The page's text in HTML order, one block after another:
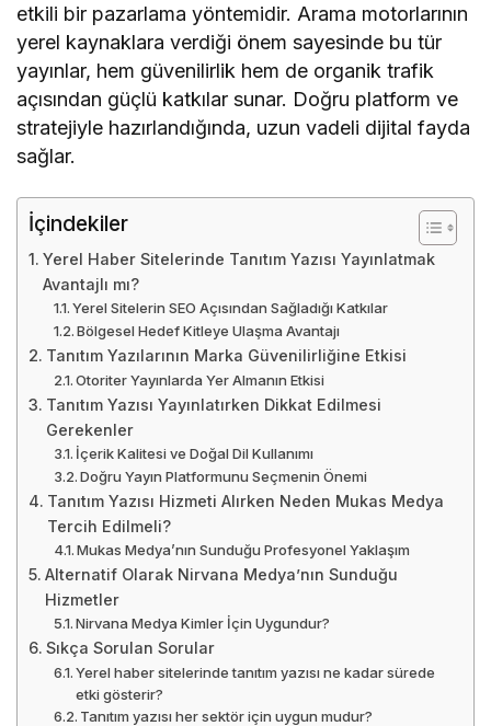
etkili bir pazarlama yöntemidir. Arama motorlarının
yerel kaynaklara verdiği önem sayesinde bu tür
yayınlar, hem güvenilirlik hem de organik trafik
açısından güçlü katkılar sunar. Doğru platform ve
stratejiyle hazırlandığında, uzun vadeli dijital fayda
sağlar.
İçindekiler
Yerel Haber Sitelerinde Tanıtım Yazısı Yayınlatmak
Avantajlı mı?
Yerel Sitelerin SEO Açısından Sağladığı Katkılar
Bölgesel Hedef Kitleye Ulaşma Avantajı
Tanıtım Yazılarının Marka Güvenilirliğine Etkisi
Otoriter Yayınlarda Yer Almanın Etkisi
Tanıtım Yazısı Yayınlatırken Dikkat Edilmesi
Gerekenler
İçerik Kalitesi ve Doğal Dil Kullanımı
Doğru Yayın Platformunu Seçmenin Önemi
Tanıtım Yazısı Hizmeti Alırken Neden Mukas Medya
Tercih Edilmeli?
Mukas Medya’nın Sunduğu Profesyonel Yaklaşım
Alternatif Olarak Nirvana Medya’nın Sunduğu
Hizmetler
Nirvana Medya Kimler İçin Uygundur?
Sıkça Sorulan Sorular
Yerel haber sitelerinde tanıtım yazısı ne kadar sürede
etki gösterir?
Tanıtım yazısı her sektör için uygun mudur?